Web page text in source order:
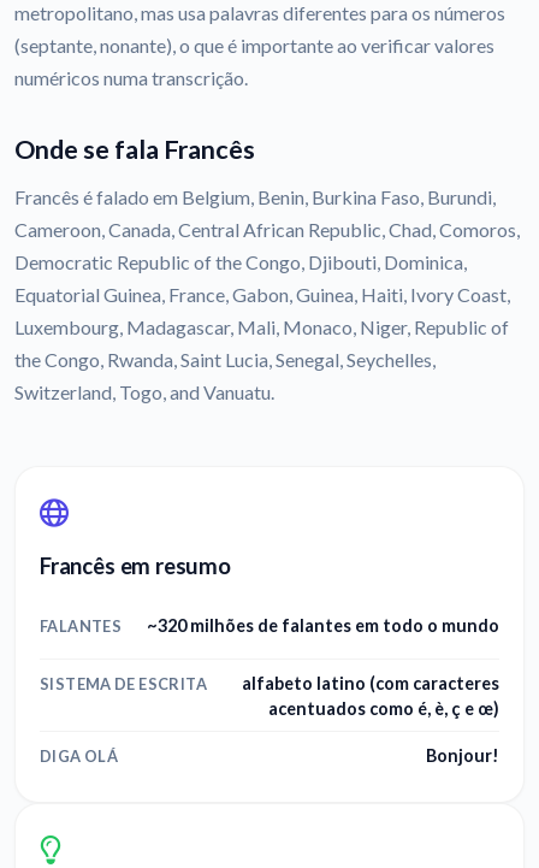
metropolitano, mas usa palavras diferentes para os números
(septante, nonante), o que é importante ao verificar valores
numéricos numa transcrição.
Onde se fala Francês
Francês é falado em Belgium, Benin, Burkina Faso, Burundi,
Cameroon, Canada, Central African Republic, Chad, Comoros,
Democratic Republic of the Congo, Djibouti, Dominica,
Equatorial Guinea, France, Gabon, Guinea, Haiti, Ivory Coast,
Luxembourg, Madagascar, Mali, Monaco, Niger, Republic of
the Congo, Rwanda, Saint Lucia, Senegal, Seychelles,
Switzerland, Togo, and Vanuatu.
Francês em resumo
FALANTES ~320 milhões de falantes em todo o mundo
SISTEMA DE ESCRITA
alfabeto latino (com caracteres
acentuados como é, è, ç e œ)
DIGA OLÁ Bonjour!